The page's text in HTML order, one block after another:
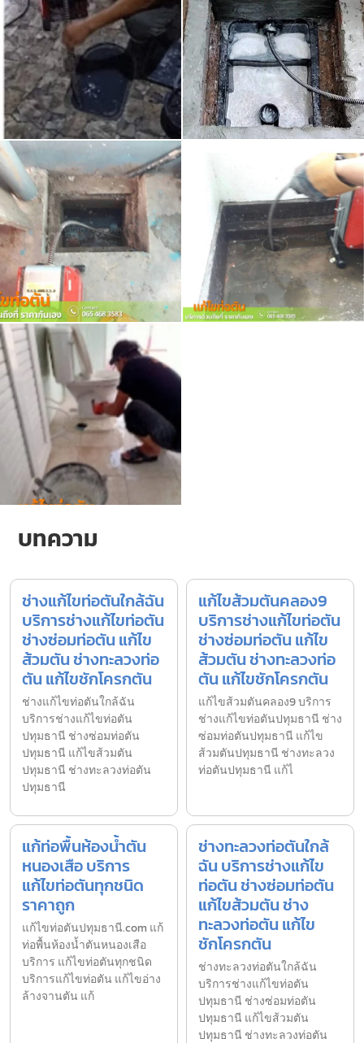
บทความ
ช่างแก้ไขท่อตันใกล้ฉัน
บริการช่างแก้ไขท่อตัน
ช่างซ่อมท่อตัน แก้ไข
ส้วมตัน ช่างทะลวงท่อ
ตัน แก้ไขชักโครกตัน
ช่างแก้ไขท่อตันใกล้ฉัน
บริการช่างแก้ไขท่อตัน
ปทุมธานี ช่างซ่อมท่อตัน
ปทุมธานี แก้ไขส้วมตัน
ปทุมธานี ช่างทะลวงท่อตัน
ปทุมธานี
แก้ไขส้วมตันคลอง9
บริการช่างแก้ไขท่อตัน
ช่างซ่อมท่อตัน แก้ไข
ส้วมตัน ช่างทะลวงท่อ
ตัน แก้ไขชักโครกตัน
แก้ไขส้วมตันคลอง9 บริการ
ช่างแก้ไขท่อตันปทุมธานี ช่าง
ซ่อมท่อตันปทุมธานี แก้ไข
ส้วมตันปทุมธานี ช่างทะลวง
ท่อตันปทุมธานี แก้ไ
แก้ท่อพื้นห้องน้ำตัน
หนองเสือ บริการ
แก้ไขท่อตันทุกชนิด
ราคาถูก
แก้ไขท่อตันปทุมธานี.com แก้
ท่อพื้นห้องน้ำตันหนองเสือ
บริการ แก้ไขท่อตันทุกชนิด
บริการแก้ไขท่อตัน แก้ไขอ่าง
ล้างจานตัน แก้
ช่างทะลวงท่อตันใกล้
ฉัน บริการช่างแก้ไข
ท่อตัน ช่างซ่อมท่อตัน
แก้ไขส้วมตัน ช่าง
ทะลวงท่อตัน แก้ไข
ชักโครกตัน
ช่างทะลวงท่อตันใกล้ฉัน
บริการช่างแก้ไขท่อตัน
ปทุมธานี ช่างซ่อมท่อตัน
ปทุมธานี แก้ไขส้วมตัน
ปทุมธานี ช่างทะลวงท่อตัน